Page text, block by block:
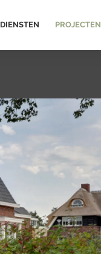
DIENSTEN PROJECTEN